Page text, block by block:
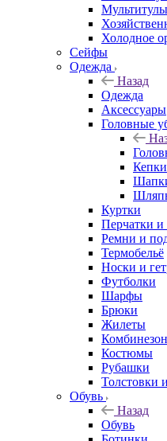
Мультитулы
Холодное
Сейфы
Одежда
Назад
Одежда
Аксессуары
Головные
Кепки
Куртки
Перчатки и
Ремни и
Термобельё
Носки и
Футболки
Шарфы
Брюки
Жилеты
Костюмы
Рубашки
Толстовки
Обувь
Назад
Обувь